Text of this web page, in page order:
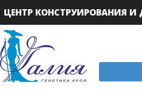
ЦЕНТР КОНСТРУИРОВАНИЯ